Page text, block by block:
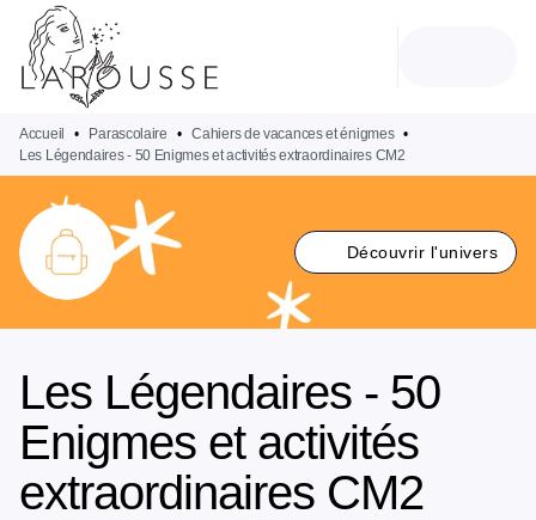
MENU
PIED DE PAGE
Accueil • Parascolaire • Cahiers de vacances et énigmes •
Les Légendaires - 50 Enigmes et activités extraordinaires CM2
Découvrir l'univers
Les Légendaires - 50
Enigmes et activités
extraordinaires CM2